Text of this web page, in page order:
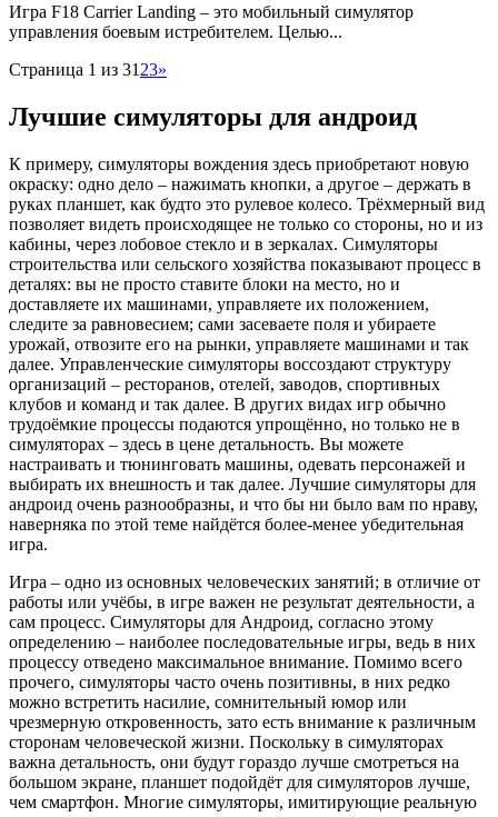
Игра F18 Carrier Landing – это мобильный симулятор
управления боевым истребителем. Целью...
Страница 1 из 31 23»
Лучшие симуляторы для андроид
К примеру, симуляторы вождения здесь приобретают новую
окраску: одно дело – нажимать кнопки, а другое – держать в
руках планшет, как будто это рулевое колесо. Трёхмерный вид
позволяет видеть происходящее не только со стороны, но и из
кабины, через лобовое стекло и в зеркалах. Симуляторы
строительства или сельского хозяйства показывают процесс в
деталях: вы не просто ставите блоки на место, но и
доставляете их машинами, управляете их положением,
следите за равновесием; сами засеваете поля и убираете
урожай, отвозите его на рынки, управляете машинами и так
далее. Управленческие симуляторы воссоздают структуру
организаций – ресторанов, отелей, заводов, спортивных
клубов и команд и так далее. В других видах игр обычно
трудоёмкие процессы подаются упрощённо, но только не в
симуляторах – здесь в цене детальность. Вы можете
настраивать и тюнинговать машины, одевать персонажей и
выбирать их внешность и так далее. Лучшие симуляторы для
андроид очень разнообразны, и что бы ни было вам по нраву,
наверняка по этой теме найдётся более-менее убедительная
игра.
Игра – одно из основных человеческих занятий; в отличие от
работы или учёбы, в игре важен не результат деятельности, а
сам процесс. Симуляторы для Андроид, согласно этому
определению – наиболее последовательные игры, ведь в них
процессу отведено максимальное внимание. Помимо всего
прочего, симуляторы часто очень позитивны, в них редко
можно встретить насилие, сомнительный юмор или
чрезмерную откровенность, зато есть внимание к различным
сторонам человеческой жизни. Поскольку в симуляторах
важна детальность, они будут гораздо лучше смотреться на
большом экране, планшет подойдёт для симуляторов лучше,
чем смартфон. Многие симуляторы, имитирующие реальную